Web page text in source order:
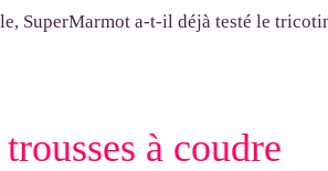
SuperMarmot a-t-il déjà testé le
à coudre